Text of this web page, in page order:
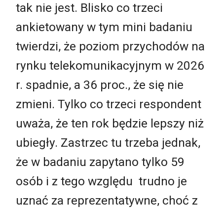
tak nie jest. Blisko co trzeci
ankietowany w tym mini badaniu
twierdzi, że poziom przychodów na
rynku telekomunikacyjnym w 2026
r. spadnie, a 36 proc., że się nie
zmieni. Tylko co trzeci respondent
uważa, że ten rok będzie lepszy niż
ubiegły. Zastrzec tu trzeba jednak,
że w badaniu zapytano tylko 59
osób i z tego względu trudno je
uznać za reprezentatywne, choć z